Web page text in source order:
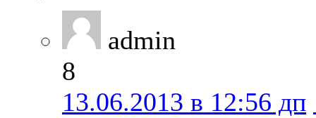
admin
8
13.06.2013 в 12:56 дп